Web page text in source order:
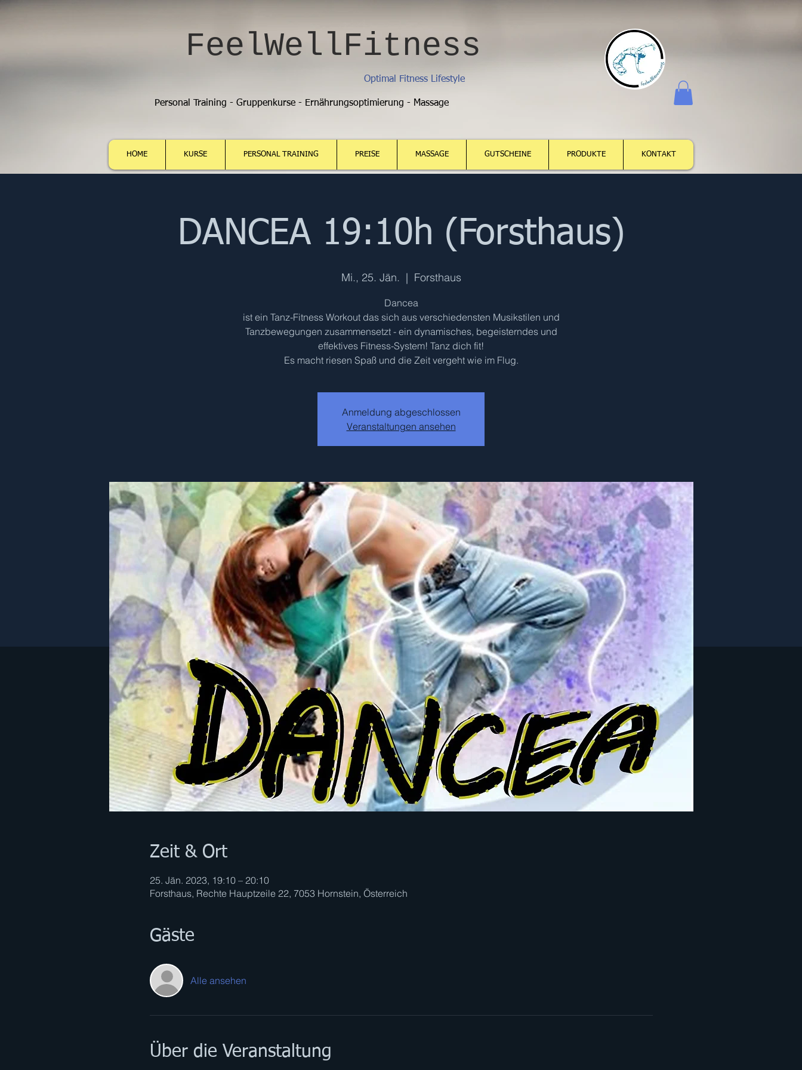
Optimal Fitness Lifestyle
FeelWellFitness
Personal Training - Gruppenkurse - Ernährungsoptimierung - Massage
Anmelden
HOME KURSE PERSONAL TRAINING PREISE MASSAGE GUTSCHEINE PRODUKTE KONTAKT
DANCEA 19:10h (Forsthaus)
Mi., 25. Jän.
  |
Forsthaus
Dancea
ist ein Tanz-Fitness Workout das sich aus verschiedensten Musikstilen und
Tanzbewegungen zusammensetzt - ein dynamisches, begeisterndes und
effektives Fitness-System! Tanz dich fit!
Es macht riesen Spaß und die Zeit vergeht wie im Flug.
Anmeldung abgeschlossen
Veranstaltungen ansehen
Zeit & Ort
25. Jän. 2023, 19:10 – 20:10
Forsthaus, Rechte Hauptzeile 22, 7053 Hornstein, Österreich
Gäste
Alle ansehen
Über die Veranstaltung